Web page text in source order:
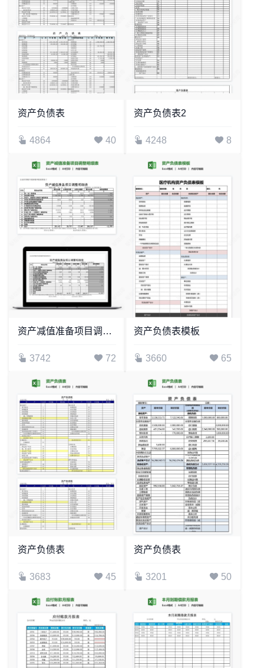
资产负债表
4864 40
资产负债表2
4248 8
资产减值准备项目调整明细表
3742 72
资产负债表模板
3660 65
资产负债表
3683 45
资产负债表
3201 50